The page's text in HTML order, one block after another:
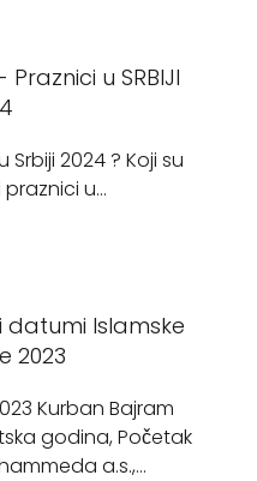
u SRBIJI
2024 ? Koji su
praznici u…
Islamske
2023
Kurban Bajram
godina, Početak
a.s.,…